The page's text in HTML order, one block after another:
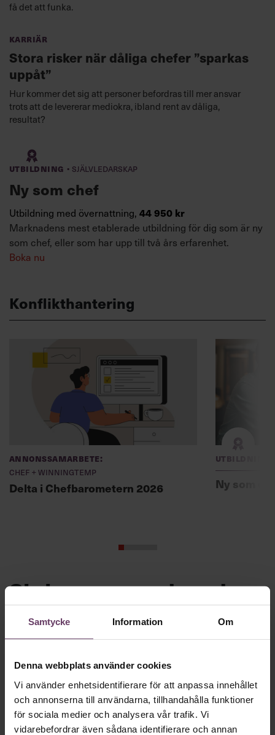
Samtycke Information Om
Denna webbplats använder cookies
Vi använder enhetsidentifierare för att anpassa innehållet
och annonserna till användarna, tillhandahålla funktioner
för sociala medier och analysera vår trafik. Vi
vidarebefordrar även sådana identifierare och annan
få det att funka.
Karriär
Stora risker när dåliga chefer ”sparkas
uppåt”
Hur kommer det sig att personer befordras till mer ansvar
trots att de levererar mediokra, ibland rent av dåliga,
resultat?
Utbildning · Självledarskap
Ny som chef
Utbildning med övernattning, 44 950 kr
Marknadens mest etablerade utbildning för dig som är ny
som chef, eller som har upp till två års erfarenhet.
Boka nu
Konflikthantering
Annonssamarbete:
Chef + Winningtemp
Delta i Chefbarometern 2026
Utbildning
Ny som
Skriv som en vd med en
app
text till korthugget vd-språk – utan
artighetsfraser, men gärna stavfel – vara
vägen för den som vill nå fram till
toppcheferna?